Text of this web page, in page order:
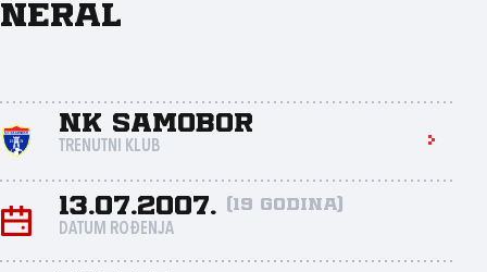
Neral
NK Samobor
TRENUTNI KLUB
13.07.2007. (19 godina)
DATUM ROĐENJA